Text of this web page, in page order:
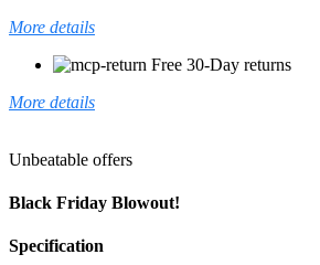
More details
Free 30-Day returns
More details
Unbeatable offers
Black Friday Blowout!
Specification